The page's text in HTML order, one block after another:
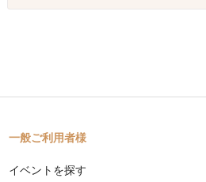
一般ご利用者様
イベントを探す